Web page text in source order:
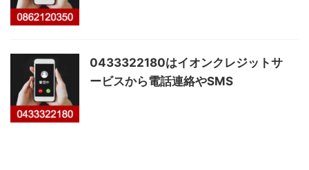
0433322180はイオンクレジットサ
ービスから電話連絡やSMS